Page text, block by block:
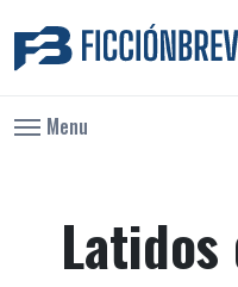
Menu
Latidos